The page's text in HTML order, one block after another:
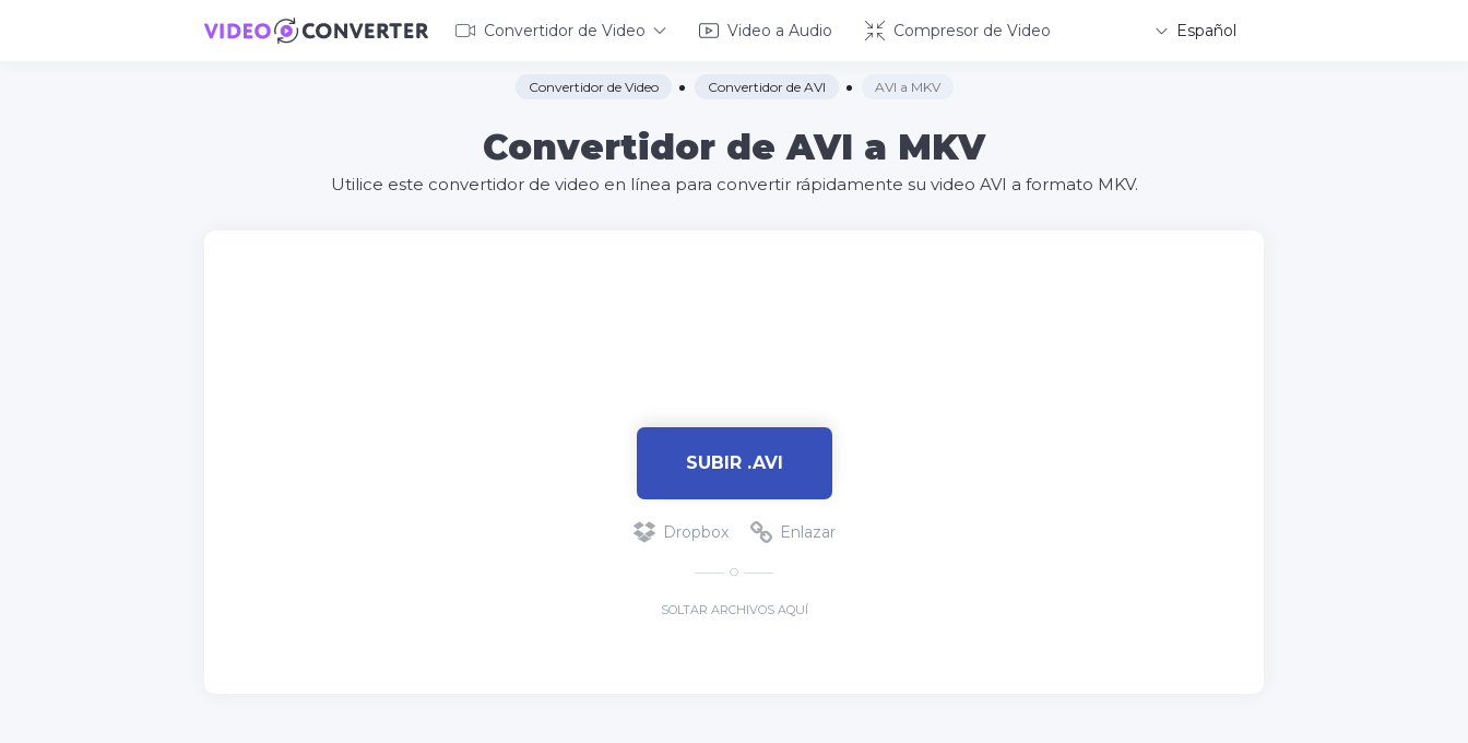
Convertidor de Video Video a Audio Compresor de Video Español
Convertidor de Video Convertidor de AVI AVI a MKV
Convertidor de AVI a MKV
Utilice este convertidor de video en línea para convertir rápidamente su video AVI a formato MKV.
SUBIR .AVI
Dropbox Enlazar
O
SOLTAR ARCHIVOS AQUÍ